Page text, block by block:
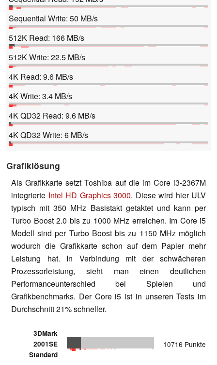
Sequential Write: 50 MB/s
512K Read: 166 MB/s
512K Write: 22.5 MB/s
4K Read: 9.6 MB/s
4K Write: 3.4 MB/s
4K QD32 Read: 9.6 MB/s
4K QD32 Write: 6 MB/s
Grafiklösung
Als Grafikkarte setzt Toshiba auf die im Core i3-2367M
integrierte Intel HD Graphics 3000. Diese wird hier ULV
typisch mit 350 MHz Basistakt getaktet und kann per
Turbo Boost 2.0 bis zu 1000 MHz erreichen. Im Core i5
Modell sind per Turbo Boost bis zu 1150 MHz möglich
wodurch die Grafikkarte schon auf dem Papier mehr
Leistung hat. In Verbindung mit der schwächeren
Prozessorleistung, sieht man einen deutlichen
Performanceunterschied bei Spielen und
Grafikbenchmarks. Der Core i5 ist in unseren Tests im
Durchschnitt 21% schneller.
3DMark
2001SE
Standard
10716 Punkte